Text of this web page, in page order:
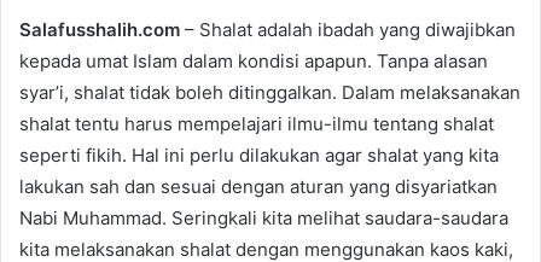
d
n
e
m
a
Salafusshalih.com – Shalat adalah ibadah yang diwajibkan
kepada umat Islam dalam kondisi apapun. Tanpa alasan
syar’i, shalat tidak boleh ditinggalkan. Dalam melaksanakan
shalat tentu harus mempelajari ilmu-ilmu tentang shalat
seperti fikih. Hal ini perlu dilakukan agar shalat yang kita
lakukan sah dan sesuai dengan aturan yang disyariatkan
Nabi Muhammad. Seringkali kita melihat saudara-saudara
kita melaksanakan shalat dengan menggunakan kaos kaki,